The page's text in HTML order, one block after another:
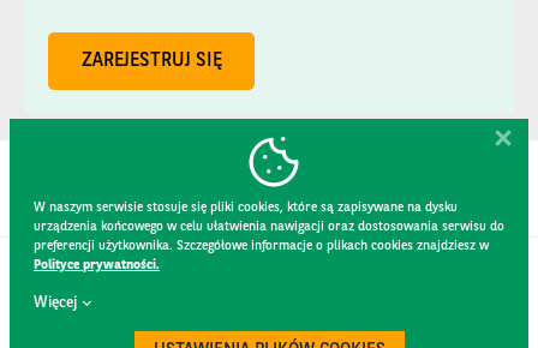
ZAREJESTRUJ SIĘ
W naszym serwisie stosuje się pliki cookies, które są zapisywane na dysku
urządzenia końcowego w celu ułatwienia nawigacji oraz dostosowania serwisu do
preferencji użytkownika. Szczegółowe informacje o plikach cookies znajdziesz w
Polityce prywatności.
Więcej
KONTAKT
REGULAMIN STRONY
POLITYKA PRYWATNOŚCI